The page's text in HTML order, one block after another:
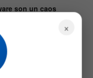
son un caos
todo el negocio de la
576
×